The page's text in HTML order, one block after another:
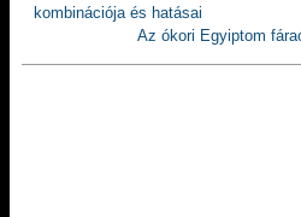
kombinációja és hatásai
Az ókori Egyiptom